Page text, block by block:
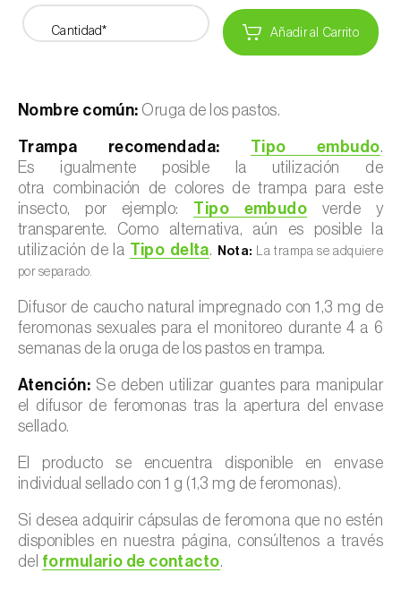
Cantidad* Añadir al Carrito
Nombre común: Oruga de los pastos.
Trampa recomendada: Tipo embudo.
Es igualmente posible la utilización de
otra combinación de colores de trampa para este
insecto, por ejemplo: Tipo embudo verde y
transparente. Como alternativa, aún es posible la
utilización de la Tipo delta. Nota: La trampa se adquiere
por separado.
Difusor de caucho natural impregnado con 1,3 mg de
feromonas sexuales para el monitoreo durante 4 a 6
semanas de la oruga de los pastos en trampa.
Atención: Se deben utilizar guantes para manipular
el difusor de feromonas tras la apertura del envase
sellado.
El producto se encuentra disponible en envase
individual sellado con 1 g (1,3 mg de feromonas).
Si desea adquirir cápsulas de feromona que no estén
disponibles en nuestra página, consúltenos a través
del formulario de contacto.